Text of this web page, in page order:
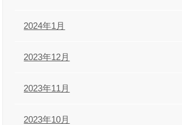
2024年1月
2023年12月
2023年11月
2023年10月